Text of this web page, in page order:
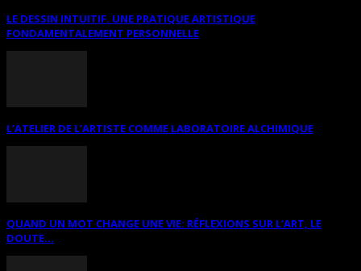
LE DESSIN INTUITIF. UNE PRATIQUE ARTISTIQUE
FONDAMENTALEMENT PERSONNELLE
L’ATELIER DE L’ARTISTE COMME LABORATOIRE ALCHIMIQUE
QUAND UN MOT CHANGE UNE VIE: RÉFLEXIONS SUR L’ART, LE
DOUTE...